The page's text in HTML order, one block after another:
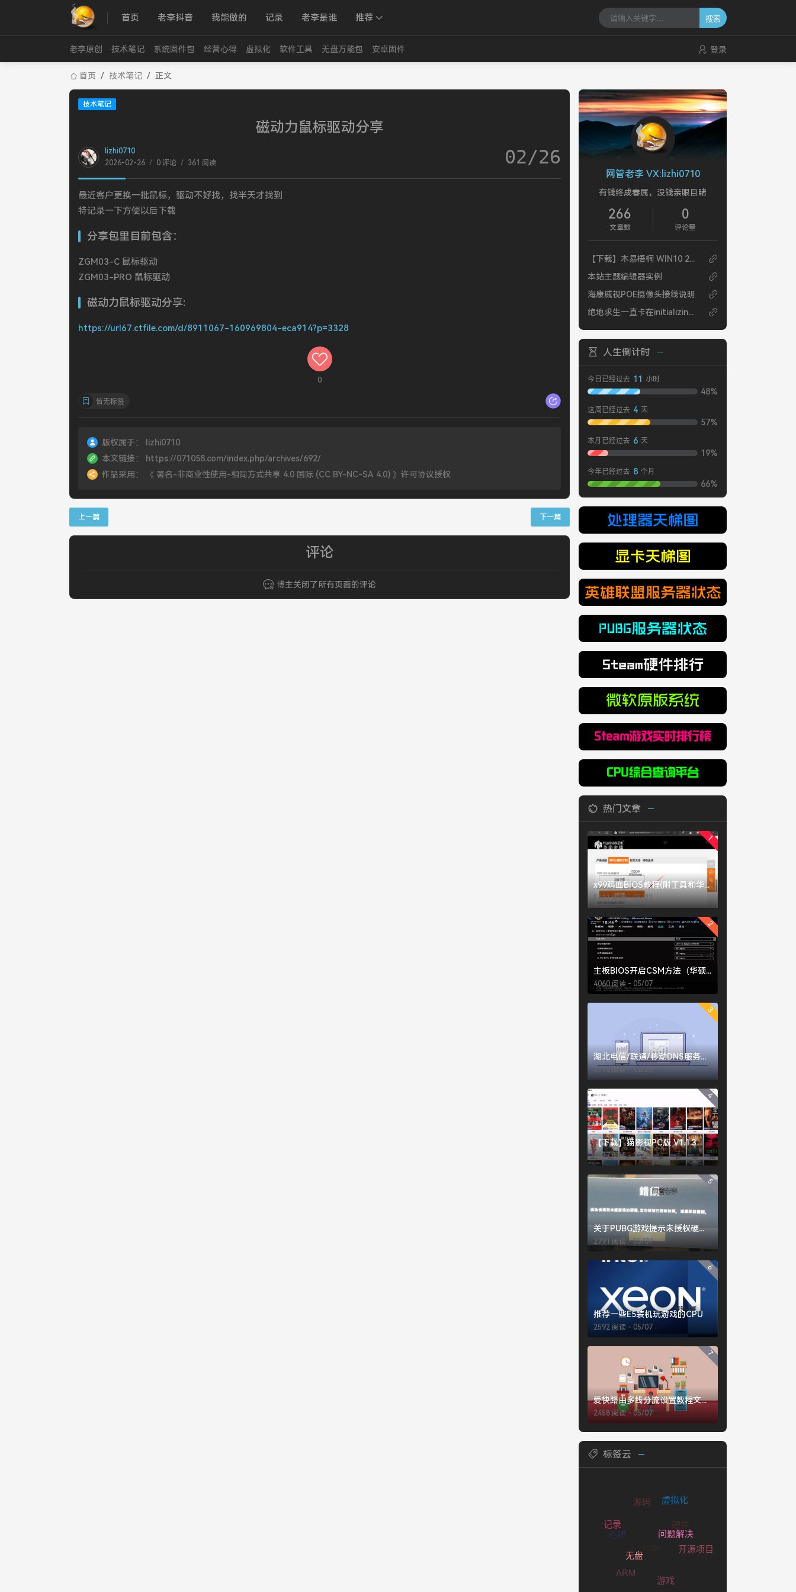
首页 老李抖音 我能做的 记录 老李是谁 推荐 搜索
老李原创 技术笔记 系统固件包 经营心得 虚拟化 软件工具 无盘万能包 安卓固件 登录
首页 / 技术笔记 / 正文
技术笔记
磁动力鼠标驱动分享
lizhi0710
2026-02-26 / 0 评论 / 361 阅读 02/26
最近客户更换一批鼠标，驱动不好找，找半天才找到
特记录一下方便以后下载
分享包里目前包含：
ZGM03-C 鼠标驱动
ZGM03-PRO 鼠标驱动
磁动力鼠标驱动分享:
https://url67.ctfile.com/d/8911067-160969804-eca914?p=3328
0
暂无标签
版权属于：
lizhi0710
本文链接：
https://071058.com/index.php/archives/692/
作品采用：
《 署名-非商业性使用-相同方式共享 4.0 国际 (CC BY-NC-SA 4.0) 》许可协议授权
上一篇 下一篇
评论
博主关闭了所有页面的评论
网管老李 VX:lizhi0710
有钱终成眷属，没钱亲眼目睹
266
文章数
0
评论量
【下载】木易梧桐 WIN10 21H2 Ltsc 24Fi 系统包
本站主题编辑器实例
海康威视POE摄像头接线说明
绝地求生一直卡在initializing界面的怎么解决
人生倒计时
今日已经过去 11 小时
48%
这周已经过去 4 天
57%
本月已经过去 6 天
19%
今年已经过去 8 个月
66%
热门文章
1
x99鸡血BIOS教程(附工具和华南X99-QD3鸡血BIOS下载)
5411 阅读 - 05/22
2
主板BIOS开启CSM方法（华硕、微星、技嘉）
4060 阅读 - 05/07
3
湖北电信/联通/移动DNS服务器地址大全
3710 阅读 - 12/23
4
【下载】猫影视PC版 V1.1.3
2927 阅读 - 05/13
5
关于PUBG游戏提示未授权硬件的常见解决办法
2791 阅读 - 05/07
6
推荐一些E5装机玩游戏的CPU
2592 阅读 - 05/07
7
爱快路由多线分流设置教程文字版
2458 阅读 - 05/07
标签云
记录
问题解决
虚拟化
源码
心得
ARM
游戏
开源项目